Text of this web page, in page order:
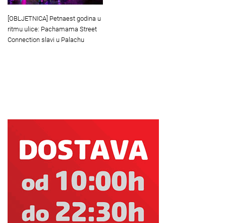
[OBLJETNICA] Petnaest godina u
ritmu ulice: Pachamama Street
Connection slavi u Palachu